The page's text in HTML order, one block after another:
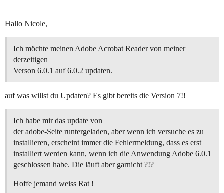
Hallo Nicole,
Ich möchte meinen Adobe Acrobat Reader von meiner
derzeitigen
Verson 6.0.1 auf 6.0.2 updaten.
auf was willst du Updaten? Es gibt bereits die Version 7!!
Ich habe mir das update von
der adobe-Seite runtergeladen, aber wenn ich versuche es zu
installieren, erscheint immer die Fehlermeldung, dass es erst
installiert werden kann, wenn ich die Anwendung Adobe 6.0.1
geschlossen habe. Die läuft aber garnicht ?!?
Hoffe jemand weiss Rat !